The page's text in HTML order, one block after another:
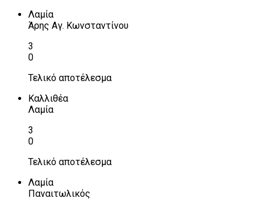
Λαμία
Άρης Αγ. Κωνσταντίνου
3
0
Τελικό αποτέλεσμα
Καλλιθέα
Λαμία
3
0
Τελικό αποτέλεσμα
Λαμία
Παναιτωλικός